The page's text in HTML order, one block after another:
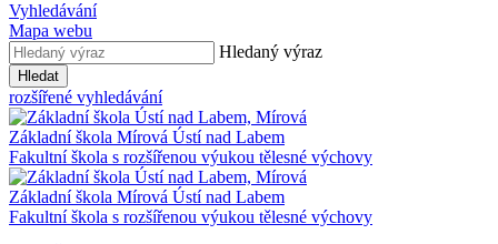
Vyhledávání
Mapa webu
Hledaný výraz
Hledat
rozšířené vyhledávání
Základní škola Mírová Ústí nad Labem
Fakultní škola s rozšířenou výukou tělesné výchovy
Základní škola Mírová Ústí nad Labem
Fakultní škola s rozšířenou výukou tělesné výchovy